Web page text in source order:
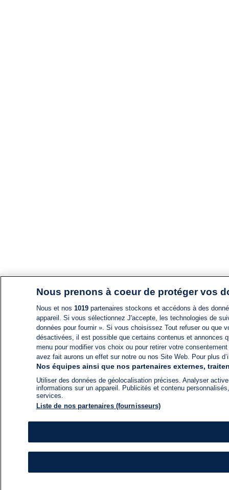
Nous prenons à coeur de protéger vos
Nous et nos 1019partenaires stockons et accédons à des
appareil. Si vous sélectionnez J'accepte, les technologies de
données pour fournir ». Si vous choisissez Tout refuser ou
désactivées, il est possible que certains contenus et annonces
menu pour modifier vos choix ou pour retirer votre
avez fait aurons un effet sur notre ou nos Site Web. Pour plus
Nos équipes ainsi que nos partenaires externes,
Utiliser des données de géolocalisation précises. Analyser
informations sur un appareil. Publicités et contenu
services.
Liste de nos partenaires (fournisseurs)